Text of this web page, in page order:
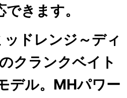
きます。
ドレンジ～ディ
のクランクベイト
デル。MHパワー